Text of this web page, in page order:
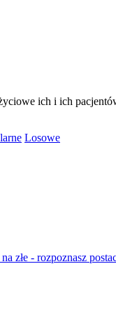
ich i ich
Losowe
złe - rozpoznasz